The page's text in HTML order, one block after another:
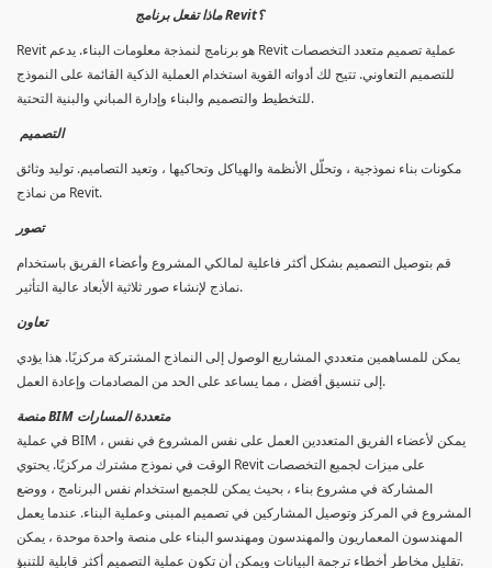
ماذا تفعل برنامج Revit؟
Revit هو برنامج لنمذجة معلومات البناء. يدعم Revit عملية تصميم متعدد التخصصات
للتصميم التعاوني. تتيح لك أدواته القوية استخدام العملية الذكية القائمة على النموذج
للتخطيط والتصميم والبناء وإدارة المباني والبنية التحتية.
التصميم
مكونات بناء نموذجية ، وتحلّل الأنظمة والهياكل وتحاكيها ، وتعيد التصاميم. توليد وثائق
من نماذج Revit.
تصور
قم بتوصيل التصميم بشكل أكثر فاعلية لمالكي المشروع وأعضاء الفريق باستخدام
نماذج لإنشاء صور ثلاثية الأبعاد عالية التأثير.
تعاون
يمكن للمساهمين متعددي المشاريع الوصول إلى النماذج المشتركة مركزيًا. هذا يؤدي
إلى تنسيق أفضل ، مما يساعد على الحد من المصادمات وإعادة العمل.
منصة BIM متعددة المسارات
في عملية BIM ، يمكن لأعضاء الفريق المتعددين العمل على نفس المشروع في نفس
الوقت في نموذج مشترك مركزيًا. يحتوي Revit على ميزات لجميع التخصصات
المشاركة في مشروع بناء ، بحيث يمكن للجميع استخدام نفس البرنامج ، ووضع
المشروع في المركز وتوصيل المشاركين في تصميم المبنى وعملية البناء. عندما يعمل
المهندسون المعماريون والمهندسون ومهندسو البناء على منصة واحدة موحدة ، يمكن
تقليل مخاطر أخطاء ترجمة البيانات ويمكن أن تكون عملية التصميم أكثر قابلية للتنبؤ.